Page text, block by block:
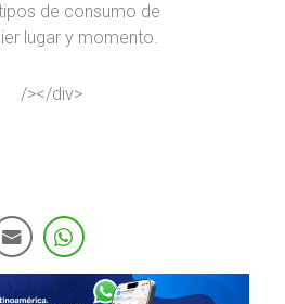
de consumo de
lugar y momento.